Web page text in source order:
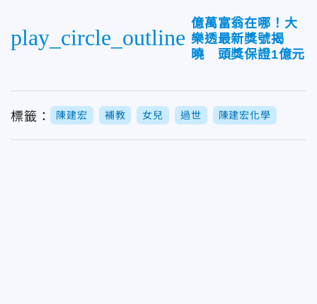
play_circle_outline
億萬富翁在哪！大
樂透最新獎號揭
曉 頭獎保證1億元
標籤： 陳建宏 補教 女兒 過世 陳建宏化學